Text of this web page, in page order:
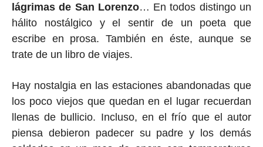
lágrimas de San Lorenzo… En todos distingo un
hálito nostálgico y el sentir de un poeta que
escribe en prosa. También en éste, aunque se
trate de un libro de viajes.
Hay nostalgia en las estaciones abandonadas que
los poco viejos que quedan en el lugar recuerdan
llenas de bullicio. Incluso, en el frío que el autor
piensa debieron padecer su padre y los demás